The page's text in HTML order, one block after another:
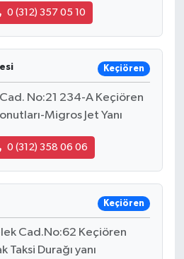
0 (312) 357 05 10
Keçiören
No:21 234-A Keçiören
Migros Jet Yanı
0 (312) 358 06 06
Keçiören
Cad.No:62 Keçiören
Taksi Durağı yanı